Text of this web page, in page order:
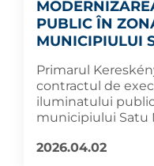
PUBLIC ÎN
MUNICIPIULUI
Primarul
contractul de
iluminatului
municipiului Satu
2026.04.02